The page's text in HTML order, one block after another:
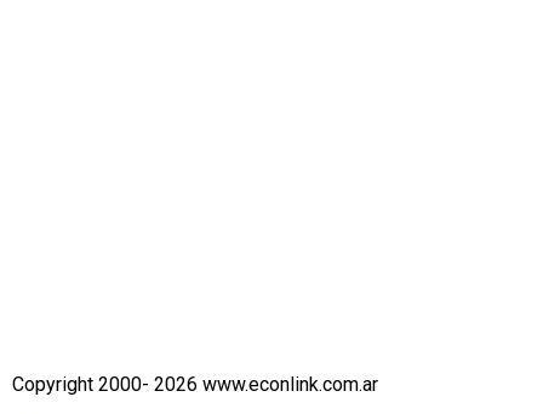
Copyright 2000- 2026 www.econlink.com.ar